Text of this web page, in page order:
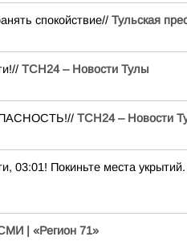
спокойствие// Тульская
ТСН24 – Новости Тулы
ТСН24 – Новости
03:01! Покиньте места
| «Регион 71»